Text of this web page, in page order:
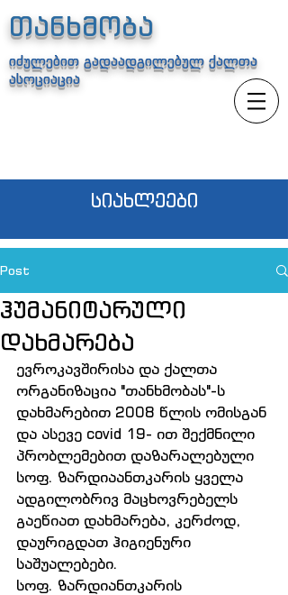
თანხმობა
იძულებით გადაადგილებულ ქალთა
ასოციაცია
სიახლეები
Post
ჰუმანიტარული
დახმარება
ევროკავშირისა და ქალთა
ორგანიზაცია "თანხმობას"-ს
დახმარებით 2008 წლის ომისგან
და ასევე covid 19- ით შექმნილი
პრობლემებით დაზარალებული
სოფ. ზარდიაანთკარის ყველა
ადგილობრივ მაცხოვრებელს
გაეწიათ დახმარება, კერძოდ,
დაურიგდათ ჰიგიენური
საშუალებები.
სოფ. ზარდიანთკარის